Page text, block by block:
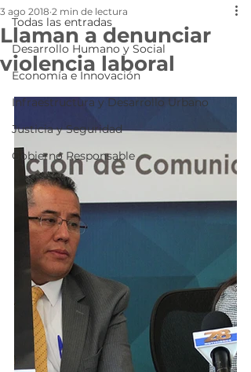
Todas las entradas
Desarrollo Humano y Social
Economía e Innovación
Infraestructura y Desarrollo Urbano
Justicia y Seguridad
Gobierno Responsable
Llaman a denunciar
violencia laboral
3 ago 2018 2 min de lectura